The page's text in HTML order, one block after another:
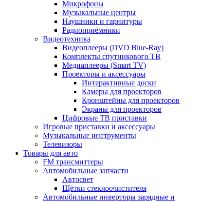
Микрофоны
Музыкальные центры
Наушники и гарнитуры
Радиоприёмники
Видеотехника
Видеоплееры (DVD Blue-Ray)
Комплекты спутникового ТВ
Медиаплееры (Smart TV)
Проекторы и аксессуары
Интерактивные доски
Камеры для проекторов
Кронштейны для проекторов
Экраны для проекторов
Цифровые ТВ приставки
Игровые приставки и аксессуары
Музыкальные инструменты
Телевизоры
Товары для авто
FM трансмиттеры
Автомобильные запчасти
Автосвет
Щётки стеклоочистителя
Автомобильные инверторы зарядные и